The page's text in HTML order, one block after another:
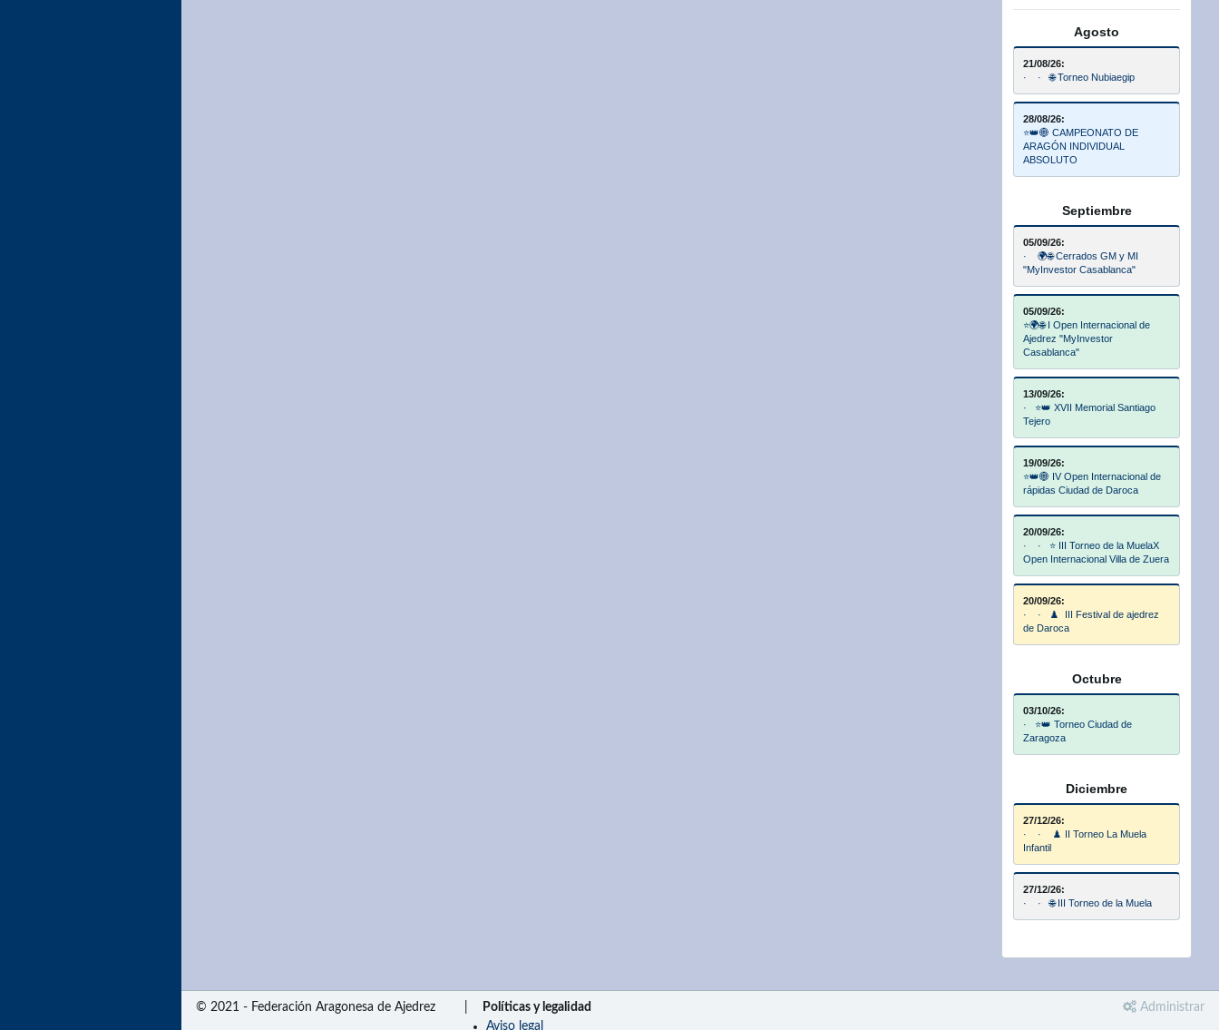
Agosto
21/08/26:
· · 🌐 Torneo Nubiaegip
28/08/26:
⭐👑🌐 CAMPEONATO DE
ARAGÓN INDIVIDUAL
ABSOLUTO
Septiembre
05/09/26:
· 🌍🌐 Cerrados GM y MI
"MyInvestor Casablanca"
05/09/26:
⭐🌍🌐 I Open Internacional de
Ajedrez "MyInvestor
Casablanca"
13/09/26:
· ⭐👑 XVII Memorial Santiago
Tejero
19/09/26:
⭐👑🌐 IV Open Internacional de
rápidas Ciudad de Daroca
20/09/26:
· · ⭐ III Torneo de la MuelaX
Open Internacional Villa de Zuera
20/09/26:
· · ♟️ III Festival de ajedrez
de Daroca
Octubre
03/10/26:
· ⭐👑 Torneo Ciudad de
Zaragoza
Diciembre
27/12/26:
· · ♟️ II Torneo La Muela
Infantil
27/12/26:
· · 🌐 III Torneo de la Muela
© 2021 - Federación Aragonesa de Ajedrez
Políticas y legalidad
Aviso legal
Administrar